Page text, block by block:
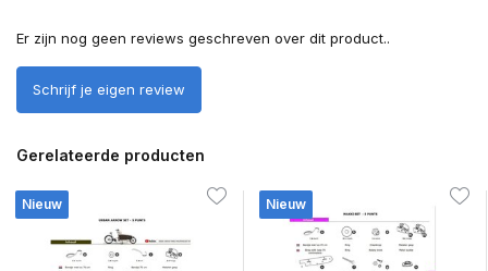
Er zijn nog geen reviews geschreven over dit product..
Schrijf je eigen review
Gerelateerde producten
Nieuw Nieuw